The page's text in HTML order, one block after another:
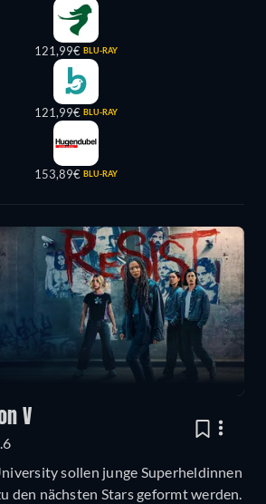
121,99€ BLU-RAY
121,99€ BLU-RAY
153,89€ BLU-RAY
V
sollen junge Superheldinnen
den nächsten Stars geformt werden.